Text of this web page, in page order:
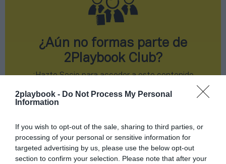
2playbook - Do Not Process My Personal
Information
If you wish to opt-out of the sale, sharing to third parties, or
processing of your personal or sensitive information for
targeted advertising by us, please use the below opt-out
section to confirm your selection. Please note that after your
¿Aún no formas parte de
2Playbook Club?
¡Hazte Socio para acceder a este contenido
¡Suscríbete!
Compartir